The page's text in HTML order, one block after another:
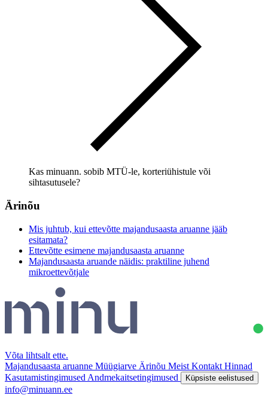
Kas minuann. sobib MTÜ-le, korteriühistule või
sihtasutusele?
Ärinõu
Mis juhtub, kui ettevõtte majandusaasta aruanne jääb
esitamata?
Ettevõtte esimene majandusaasta aruanne
Majandusaasta aruande näidis: praktiline juhend
mikroettevõtjale
Võta lihtsalt ette.
Majandusaasta aruanne Müügiarve Ärinõu Meist Kontakt Hinnad
Kasutamistingimused Andmekaitsetingimused Küpsiste eelistused
info@minuann.ee